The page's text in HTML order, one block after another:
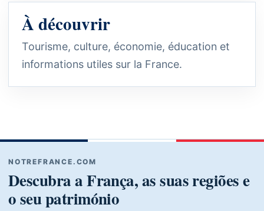
À découvrir
Tourisme, culture, économie, éducation et
informations utiles sur la France.
NOTREFRANCE.COM
Descubra a França, as suas regiões e
o seu património